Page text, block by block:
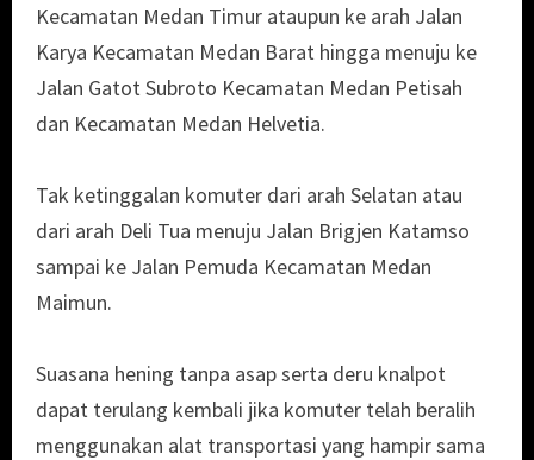
Kecamatan Medan Timur ataupun ke arah Jalan
Karya Kecamatan Medan Barat hingga menuju ke
Jalan Gatot Subroto Kecamatan Medan Petisah
dan Kecamatan Medan Helvetia.
Tak ketinggalan komuter dari arah Selatan atau
dari arah Deli Tua menuju Jalan Brigjen Katamso
sampai ke Jalan Pemuda Kecamatan Medan
Maimun.
Suasana hening tanpa asap serta deru knalpot
dapat terulang kembali jika komuter telah beralih
menggunakan alat transportasi yang hampir sama